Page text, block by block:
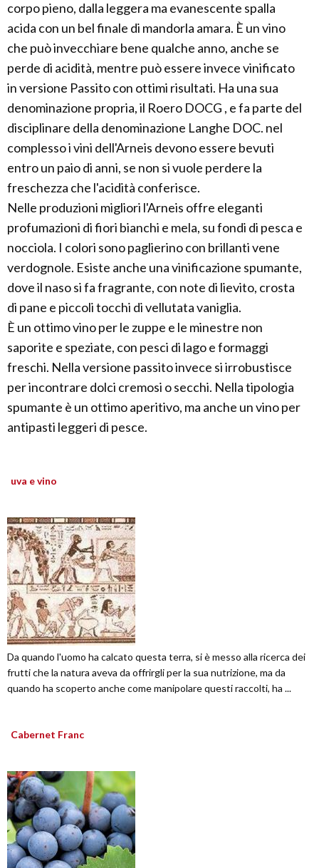
corpo pieno, dalla leggera ma evanescente spalla
acida con un bel finale di mandorla amara. È un vino
che può invecchiare bene qualche anno, anche se
perde di acidità, mentre può essere invece vinificato
in versione Passito con ottimi risultati. Ha una sua
denominazione propria, il Roero DOCG , e fa parte del
disciplinare della denominazione Langhe DOC. nel
complesso i vini dell'Arneis devono essere bevuti
entro un paio di anni, se non si vuole perdere la
freschezza che l'acidità conferisce.
Nelle produzioni migliori l'Arneis offre eleganti
profumazioni di fiori bianchi e mela, su fondi di pesca e
nocciola. I colori sono paglierino con brillanti vene
verdognole. Esiste anche una vinificazione spumante,
dove il naso si fa fragrante, con note di lievito, crosta
di pane e piccoli tocchi di vellutata vaniglia.
È un ottimo vino per le zuppe e le minestre non
saporite e speziate, con pesci di lago e formaggi
freschi. Nella versione passito invece si irrobustisce
per incontrare dolci cremosi o secchi. Nella tipologia
spumante è un ottimo aperitivo, ma anche un vino per
antipasti leggeri di pesce.
uva e vino
Da quando l'uomo ha calcato questa terra, si è messo alla ricerca dei
frutti che la natura aveva da offrirgli per la sua nutrizione, ma da
quando ha scoperto anche come manipolare questi raccolti, ha ...
Cabernet Franc